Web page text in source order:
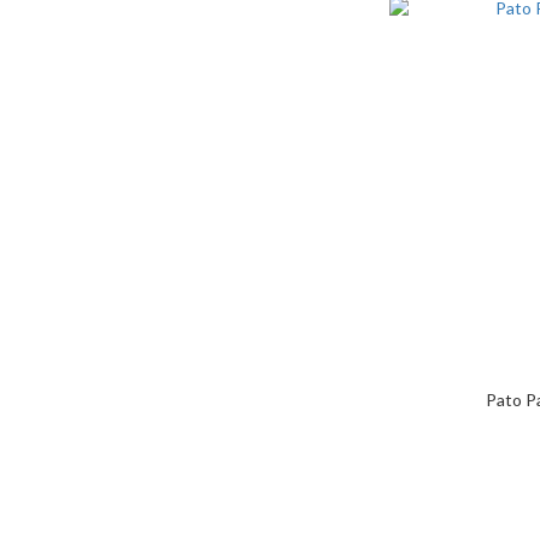
Pato